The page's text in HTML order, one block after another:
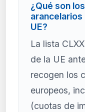
¿Qué son
arancelarios
UE?
La lista
de la UE
recogen los
europeos,
(cuotas de